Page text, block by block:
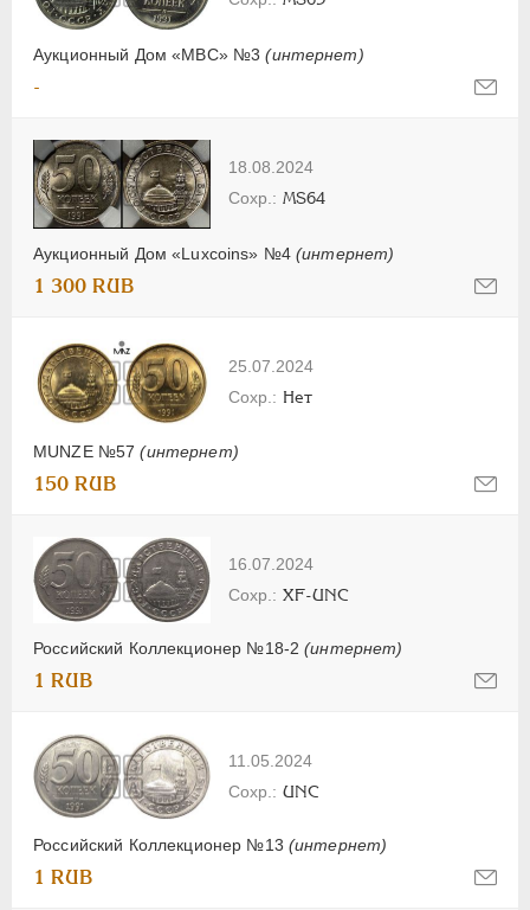
Аукционный Дом «МВС» №3(интернет)
-
18.08.2024
Аукционный Дом «Luxcoins» №4(интернет)
MS64
1 300 RUB
25.07.2024
MUNZE №57(интернет)
Нет
150 RUB
16.07.2024
Российский Коллекционер №18-2(интернет)
XF-UNC
1 RUB
11.05.2024
Российский Коллекционер №13 (интернет)
UNC
1 RUB